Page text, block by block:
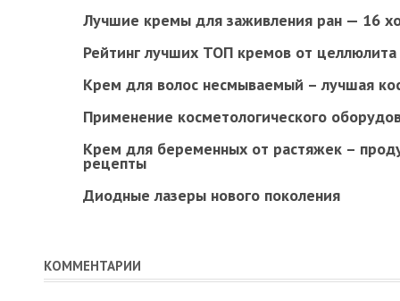
Лучшие кремы для заживления ран — 16
Рейтинг лучших ТОП кремов от целлюлита
Крем для волос несмываемый – лучшая
Применение косметологического
Крем для беременных от растяжек –
рецепты
Диодные лазеры нового поколения
КОММЕНТАРИИ